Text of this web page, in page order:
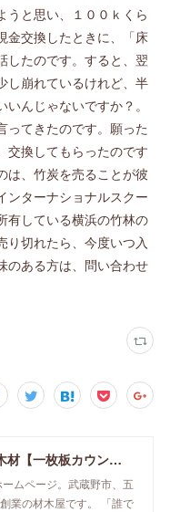
うと思い、１００ｋくら
金交換したときに、「床
したのです。すると、翌
し崩れているけれど、半
んじゃないですか？。
ってきたのです。願った
交換してもらったのです
は、竹炭を売ることが彼
ンターナショナルスクー
有している横浜の竹林の
り切れたら、今度いつ入
のある方は、問い合わせ
東京・吉祥寺の勝又木材【一枚板カウンター】
ムページ。武蔵野市、五
業の材木屋です。 「誰で